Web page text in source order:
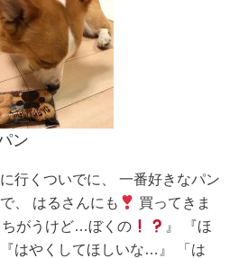
ン
行くついでに、 一番好きなパン
、 はるさんにも
買ってきま
ちがうけど…ぼくの
』 『ほ
はやくしてほしいな…』 「は